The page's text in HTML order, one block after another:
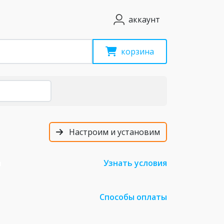
аккаунт
корзина
Настроим и установим
Узнать условия
Способы оплаты